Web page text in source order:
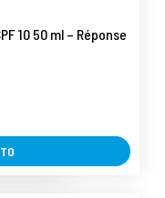
10 50 ml – Réponse